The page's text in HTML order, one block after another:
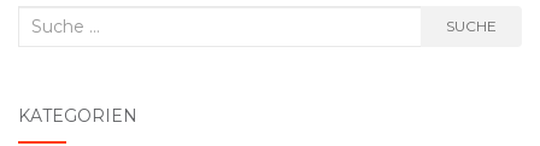
Suche
SUCHE
KATEGORIEN